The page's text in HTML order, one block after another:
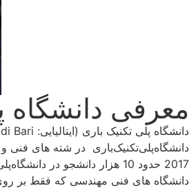
معرفی دانشگاه
دانشگاه‌پلی‌تکنیک‌باری در شته های فنی